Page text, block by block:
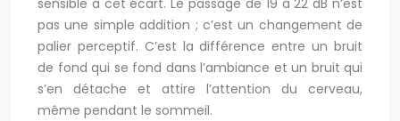
sensible à cet écart. Le passage de 19 à 22 dB n’est
pas une simple addition ; c’est un changement de
palier perceptif. C’est la différence entre un bruit
de fond qui se fond dans l’ambiance et un bruit qui
s’en détache et attire l’attention du cerveau,
même pendant le sommeil.